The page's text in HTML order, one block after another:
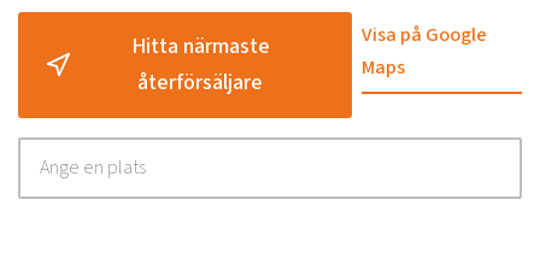
Hitta närmaste
återförsäljare
Visa på Google
Maps